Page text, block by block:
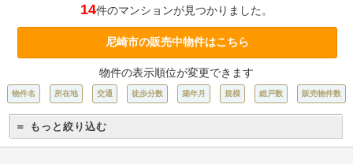
14件のマンションが見つかりました。
尼崎市の販売中物件はこちら
物件の表示順位が変更できます
物件名 所在地 交通 徒歩分数 築年月 規模 総戸数 販売物件数
＝ もっと絞り込む